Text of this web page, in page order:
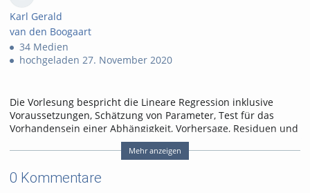
Karl Gerald
van den Boogaart
34 Medien
hochgeladen 27. November 2020
Die Vorlesung bespricht die Lineare Regression inklusive
Voraussetzungen, Schätzung von Parameter, Test für das
Vorhandensein einer Abhängigkeit, Vorhersage, Residuen und
vorhersagebereic
Mehr anzeigen
0 Kommentare